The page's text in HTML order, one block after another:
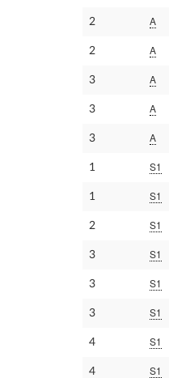
2 A
2 A
3 A
3 A
3 A
1 S1
1 S1
2 S1
3 S1
3 S1
3 S1
4 S1
4 S1